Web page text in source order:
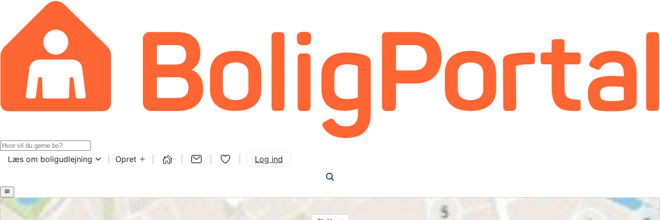
Læs om boligudlejning Opret Log ind